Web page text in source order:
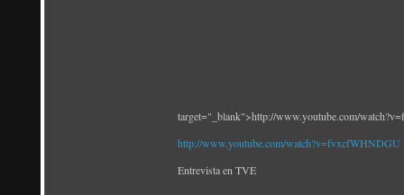
target="_blank">http://www.youtube.com/
http://www.youtube.com/watch?v=fvxcfWHNDGU
Entrevista en TVE